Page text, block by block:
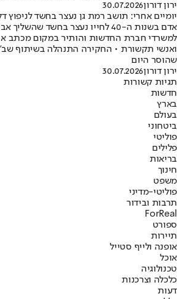
ירון דורון30.07.2026
יומיים אחרי: תושב רמת גן נעצר בחשד לניפוץ
אדם בשנות ה-40 לחייו נעצר בחשד
למשרדי חברת החדשות והותיר במקום מכתב
ואנשי תקשורת • החקירה התנהלה בשיתוף
שהוסר היום
ירון דורון30.07.2026
תגיות קשורות
חדשות
בארץ
בעולם
ביטחוני
פוליטי
פלילים
בריאות
חינוך
משפט
פוליטי-מדיני
תרבות ובידור
ForReal
ספורט
תיירות
אופנה ולייף סטייל
אוכל
טכנולוגיה
כלכלה וצרכנות
דעות